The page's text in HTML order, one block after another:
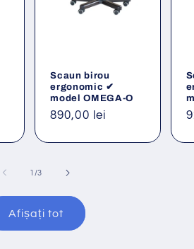
Scaun birou
ergonomic ✔
model OMEGA-O
Preț
890,00 lei
1 /din
3
Afișați tot